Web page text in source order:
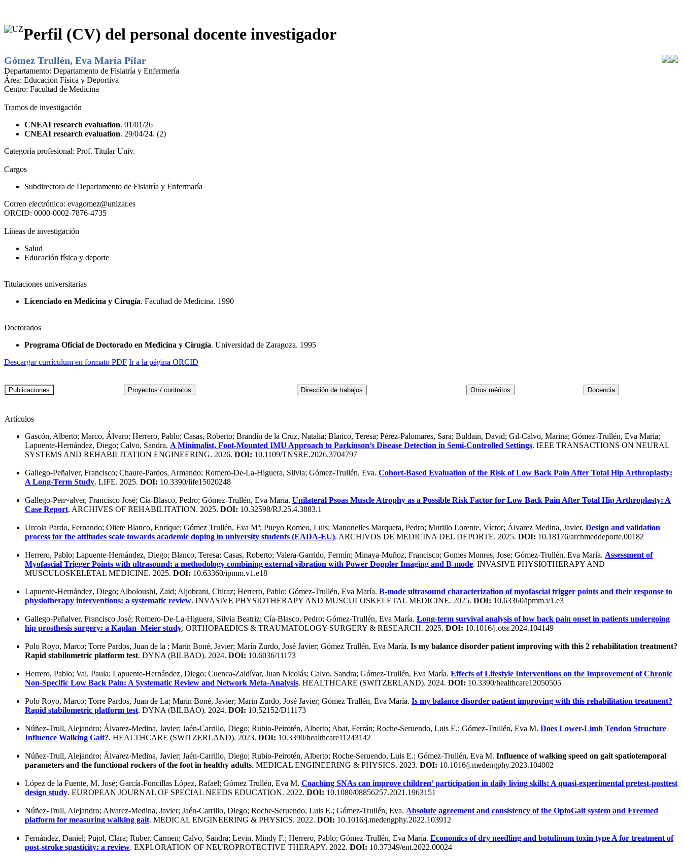
Perfil (CV) del personal docente investigador
Gómez Trullén, Eva María Pilar
Departamento: Departamento de Fisiatría y Enfermería
Área: Educación Física y Deportiva
Centro: Facultad de Medicina
Tramos de investigación
CNEAI research evaluation. 01/01/26
CNEAI research evaluation. 29/04/24. (2)
Categoría profesional: Prof. Titular Univ.
Cargos
Subdirectora de Departamento de Fisiatría y Enfermaría
Correo electrónico: evagomez@unizar.es
ORCID: 0000-0002-7876-4735
Líneas de investigación
Salud
Educación física y deporte
Titulaciones universitarias
Licenciado en Medicina y Cirugía. Facultad de Medicina. 1990
Doctorados
Programa Oficial de Doctorado en Medicina y Cirugía. Universidad de Zaragoza. 1995
Descargar currículum en formato PDF Ir a la página ORCID
Artículos
Gascón, Alberto; Marco, Álvaro; Herrero, Pablo; Casas, Roberto; Brandín de la Cruz, Natalia; Blanco, Teresa; Pérez-Palomares, Sara; Buldain, David; Gil-Calvo, Marina; Gómez-Trullén, Eva María;
Lapuente-Hernández, Diego; Calvo, Sandra. A Minimalist, Foot-Mounted IMU Approach to Parkinson’s Disease Detection in Semi-Controlled Settings. IEEE TRANSACTIONS ON NEURAL
SYSTEMS AND REHABILITATION ENGINEERING. 2026. DOI: 10.1109/TNSRE.2026.3704797
Gallego-Peñalver, Francisco; Chaure-Pardos, Armando; Romero-De-La-Higuera, Silvia; Gómez-Trullén, Eva. Cohort-Based Evaluation of the Risk of Low Back Pain After Total Hip Arthroplasty:
A Long-Term Study. LIFE. 2025. DOI: 10.3390/life15020248
Gallego-Pen~alver, Francisco José; Cía-Blasco, Pedro; Gómez-Trullén, Eva María. Unilateral Psoas Muscle Atrophy as a Possible Risk Factor for Low Back Pain After Total Hip Arthroplasty: A
Case Report. ARCHIVES OF REHABILITATION. 2025. DOI: 10.32598/RJ.25.4.3883.1
Urcola Pardo, Fernando; Oliete Blanco, Enrique; Gómez Trullén, Eva Mª; Pueyo Romeo, Luis; Manonelles Marqueta, Pedro; Murillo Lorente, Víctor; Álvarez Medina, Javier. Design and validation
process for the attitudes scale towards academic doping in university students (EADA-EU). ARCHIVOS DE MEDICINA DEL DEPORTE. 2025. DOI: 10.18176/archmeddeporte.00182
Herrero, Pablo; Lapuente-Hernández, Diego; Blanco, Teresa; Casas, Roberto; Valera-Garrido, Fermín; Minaya-Muñoz, Francisco; Gomes Monres, Jose; Gómez-Trullén, Eva María. Assessment of
Myofascial Trigger Points with ultrasound: a methodology combining external vibration with Power Doppler Imaging and B-mode. INVASIVE PHYSIOTHERAPY AND
MUSCULOSKELETAL MEDICINE. 2025. DOI: 10.63360/ipmm.v1.e18
Lapuente-Hernández, Diego; Alboloushi, Zaid; Aljobrani, Chiraz; Herrero, Pablo; Gómez-Trullén, Eva María. B-mode ultrasound characterization of myofascial trigger points and their response to
physiotherapy interventions: a systematic review. INVASIVE PHYSIOTHERAPY AND MUSCULOSKELETAL MEDICINE. 2025. DOI: 10.63360/ipmm.v1.e3
Gallego-Peñalver, Francisco José; Romero-De-La-Higuera, Silvia Beatriz; Cía-Blasco, Pedro; Gómez-Trullén, Eva María. Long-term survival analysis of low back pain onset in patients undergoing
hip prosthesis surgery: a Kaplan–Meier study. ORTHOPAEDICS & TRAUMATOLOGY-SURGERY & RESEARCH. 2025. DOI: 10.1016/j.otsr.2024.104149
Polo Royo, Marco; Torre Pardos, Juan de la ; Marín Boné, Javier; Marín Zurdo, José Javier; Gómez Trullén, Eva María. Is my balance disorder patient improving with this 2 rehabilitation treatment?
Rapid stabilometric platform test. DYNA (BILBAO). 2024. DOI: 10.6036/11173
Herrero, Pablo; Val, Paula; Lapuente-Hernández, Diego; Cuenca-Zaldívar, Juan Nicolás; Calvo, Sandra; Gómez-Trullén, Eva María. Effects of Lifestyle Interventions on the Improvement of Chronic
Non-Specific Low Back Pain: A Systematic Review and Network Meta-Analysis. HEALTHCARE (SWITZERLAND). 2024. DOI: 10.3390/healthcare12050505
Polo Royo, Marco; Torre Pardos, Juan de La; Marin Boné, Javier; Marin Zurdo, José Javier; Gómez Trullén, Eva María. Is my balance disorder patient improving with this rehabilitation treatment?
Rapid stabilometric platform test. DYNA (BILBAO). 2024. DOI: 10.52152/D11173
Núñez-Trull, Alejandro; Álvarez-Medina, Javier; Jaén-Carrillo, Diego; Rubio-Peirotén, Alberto; Abat, Ferrán; Roche-Seruendo, Luis E.; Gómez-Trullén, Eva M. Does Lower-Limb Tendon Structure
Influence Walking Gait?. HEALTHCARE (SWITZERLAND). 2023. DOI: 10.3390/healthcare11243142
Núñez-Trull, Alejandro; Álvarez-Medina, Javier; Jaén-Carrillo, Diego; Rubio-Peirotén, Alberto; Roche-Seruendo, Luis E.; Gómez-Trullén, Eva M. Influence of walking speed on gait spatiotemporal
parameters and the functional rockers of the foot in healthy adults. MEDICAL ENGINEERING & PHYSICS. 2023. DOI: 10.1016/j.medengphy.2023.104002
López de la Fuente, M. José; García-Foncillas López, Rafael; Gómez Trullén, Eva M. Coaching SNAs can improve children’ participation in daily living skills: A quasi-experimental pretest-posttest
design study. EUROPEAN JOURNAL OF SPECIAL NEEDS EDUCATION. 2022. DOI: 10.1080/08856257.2021.1963151
Núñez-Trull, Alejandro; Alvarez-Medina, Javier; Jaén-Carrillo, Diego; Roche-Seruendo, Luis E.; Gómez-Trullén, Eva. Absolute agreement and consistency of the OptoGait system and Freemed
platform for measuring walking gait. MEDICAL ENGINEERING & PHYSICS. 2022. DOI: 10.1016/j.medengphy.2022.103912
Fernández, Daniel; Pujol, Clara; Ruber, Carmen; Calvo, Sandra; Levin, Mindy F.; Herrero, Pablo; Gómez-Trullén, Eva María. Economics of dry needling and botulinum toxin type A for treatment of
post-stroke spasticity: a review. EXPLORATION OF NEUROPROTECTIVE THERAPY. 2022. DOI: 10.37349/ent.2022.00024